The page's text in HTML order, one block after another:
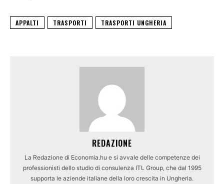
APPALTI TRASPORTI TRASPORTI UNGHERIA
REDAZIONE
La Redazione di Economia.hu e si avvale delle competenze dei
professionisti dello studio di consulenza ITL Group, che dal 1995
supporta le aziende italiane della loro crescita in Ungheria.